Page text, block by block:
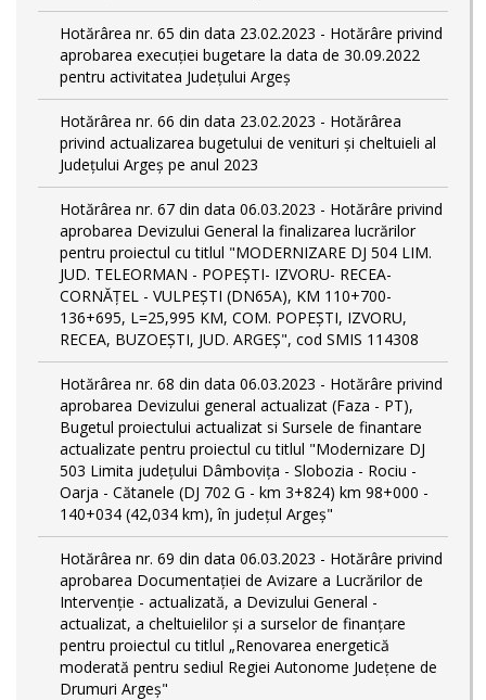
Hotărârea nr. 65 din data 23.02.2023 - Hotărâre privind
aprobarea execuției bugetare la data de 30.09.2022
pentru activitatea Județului Argeș
Hotărârea nr. 66 din data 23.02.2023 - Hotărârea
privind actualizarea bugetului de venituri și cheltuieli al
Județului Argeș pe anul 2023
Hotărârea nr. 67 din data 06.03.2023 - Hotărâre privind
aprobarea Devizului General la finalizarea lucrărilor
pentru proiectul cu titlul "MODERNIZARE DJ 504 LIM.
JUD. TELEORMAN - POPEŞTI- IZVORU- RECEA-
CORNĂŢEL - VULPEŞTI (DN65A), KM 110+700-
136+695, L=25,995 KM, COM. POPEŞTI, IZVORU,
RECEA, BUZOEŞTI, JUD. ARGEŞ", cod SMIS 114308
Hotărârea nr. 68 din data 06.03.2023 - Hotărâre privind
aprobarea Devizului general actualizat (Faza - PT),
Bugetul proiectului actualizat si Sursele de finantare
actualizate pentru proiectul cu titlul "Modernizare DJ
503 Limita județului Dâmbovița - Slobozia - Rociu -
Oarja - Cătanele (DJ 702 G - km 3+824) km 98+000 -
140+034 (42,034 km), în județul Argeș"
Hotărârea nr. 69 din data 06.03.2023 - Hotărâre privind
aprobarea Documentației de Avizare a Lucrărilor de
Intervenție - actualizată, a Devizului General -
actualizat, a cheltuielilor și a surselor de finanțare
pentru proiectul cu titlul „Renovarea energetică
moderată pentru sediul Regiei Autonome Județene de
Drumuri Argeș"